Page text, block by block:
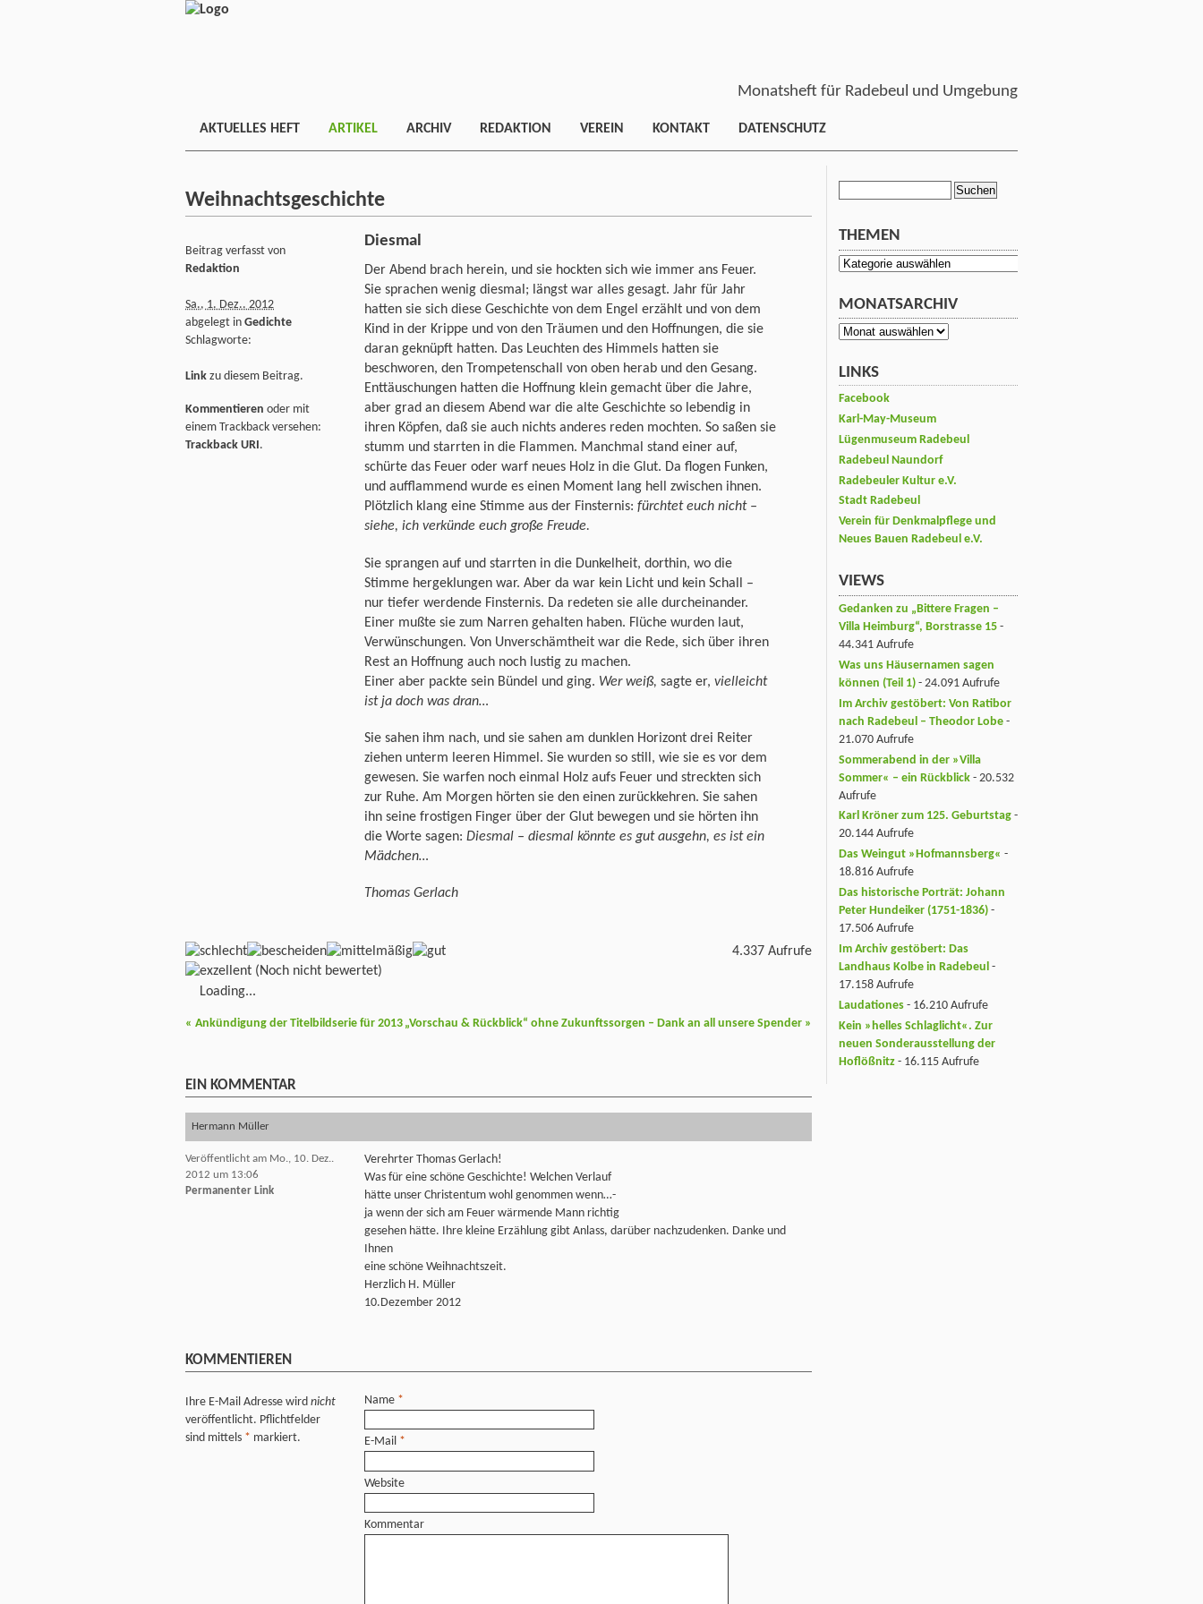
Monatsheft für Radebeul und Umgebung
AKTUELLES HEFT ARTIKEL ARCHIV REDAKTION VEREIN KONTAKT DATENSCHUTZ
Weihnachtsgeschichte
Diesmal
Der Abend brach herein, und sie hockten sich wie immer ans Feuer.
Sie sprachen wenig diesmal; längst war alles gesagt. Jahr für Jahr
hatten sie sich diese Geschichte von dem Engel erzählt und von dem
Kind in der Krippe und von den Träumen und den Hoffnungen, die sie
daran geknüpft hatten. Das Leuchten des Himmels hatten sie
beschworen, den Trompetenschall von oben herab und den Gesang.
Enttäuschungen hatten die Hoffnung klein gemacht über die Jahre,
aber grad an diesem Abend war die alte Geschichte so lebendig in
ihren Köpfen, daß sie auch nichts anderes reden mochten. So saßen sie
stumm und starrten in die Flammen. Manchmal stand einer auf,
schürte das Feuer oder warf neues Holz in die Glut. Da flogen Funken,
und aufflammend wurde es einen Moment lang hell zwischen ihnen.
Plötzlich klang eine Stimme aus der Finsternis: fürchtet euch nicht –
siehe, ich verkünde euch große Freude.
Sie sprangen auf und starrten in die Dunkelheit, dorthin, wo die
Stimme hergeklungen war. Aber da war kein Licht und kein Schall –
nur tiefer werdende Finsternis. Da redeten sie alle durcheinander.
Einer mußte sie zum Narren gehalten haben. Flüche wurden laut,
Verwünschungen. Von Unverschämtheit war die Rede, sich über ihren
Rest an Hoffnung auch noch lustig zu machen.
Einer aber packte sein Bündel und ging. Wer weiß, sagte er, vielleicht
ist ja doch was dran…
Sie sahen ihm nach, und sie sahen am dunklen Horizont drei Reiter
ziehen unterm leeren Himmel. Sie wurden so still, wie sie es vor dem
gewesen. Sie warfen noch einmal Holz aufs Feuer und streckten sich
zur Ruhe. Am Morgen hörten sie den einen zurückkehren. Sie sahen
ihn seine frostigen Finger über der Glut bewegen und sie hörten ihn
die Worte sagen: Diesmal – diesmal könnte es gut ausgehn, es ist ein
Mädchen…
Thomas Gerlach
Beitrag verfasst von
Redaktion
Sa., 1. Dez.. 2012
abgelegt in Gedichte
Schlagworte:
Link zu diesem Beitrag.
Kommentieren oder mit
einem Trackback versehen:
Trackback URI.
(Noch nicht bewertet)
Loading...
4.337 Aufrufe
« Ankündigung der Titelbildserie für 2013 „Vorschau & Rückblick“ ohne Zukunftssorgen – Dank an all unsere Spender »
EIN KOMMENTAR
Hermann Müller
Veröffentlicht am Mo., 10. Dez..
2012 um 13:06
Permanenter Link
Verehrter Thomas Gerlach!
Was für eine schöne Geschichte! Welchen Verlauf
hätte unser Christentum wohl genommen wenn…-
ja wenn der sich am Feuer wärmende Mann richtig
gesehen hätte. Ihre kleine Erzählung gibt Anlass, darüber nachzudenken. Danke und
Ihnen
eine schöne Weihnachtszeit.
Herzlich H. Müller
10.Dezember 2012
KOMMENTIEREN
Ihre E-Mail Adresse wird nicht
veröffentlicht. Pflichtfelder
sind mittels * markiert.
Name *
E-Mail *
Website
Kommentar
THEMEN
Themen
MONATSARCHIV
Monatsarchiv
LINKS
Facebook
Karl-May-Museum
Lügenmuseum Radebeul
Radebeul Naundorf
Radebeuler Kultur e.V.
Stadt Radebeul
Verein für Denkmalpflege und
Neues Bauen Radebeul e.V.
VIEWS
Gedanken zu „Bittere Fragen –
Villa Heimburg“, Borstrasse 15 -
44.341 Aufrufe
Was uns Häusernamen sagen
können (Teil 1) - 24.091 Aufrufe
Im Archiv gestöbert: Von Ratibor
nach Radebeul – Theodor Lobe -
21.070 Aufrufe
Sommerabend in der »Villa
Sommer« – ein Rückblick - 20.532
Aufrufe
Karl Kröner zum 125. Geburtstag -
20.144 Aufrufe
Das Weingut »Hofmannsberg« -
18.816 Aufrufe
Das historische Porträt: Johann
Peter Hundeiker (1751-1836) -
17.506 Aufrufe
Im Archiv gestöbert: Das
Landhaus Kolbe in Radebeul -
17.158 Aufrufe
Laudationes - 16.210 Aufrufe
Kein »helles Schlaglicht«. Zur
neuen Sonderausstellung der
Hoflößnitz - 16.115 Aufrufe